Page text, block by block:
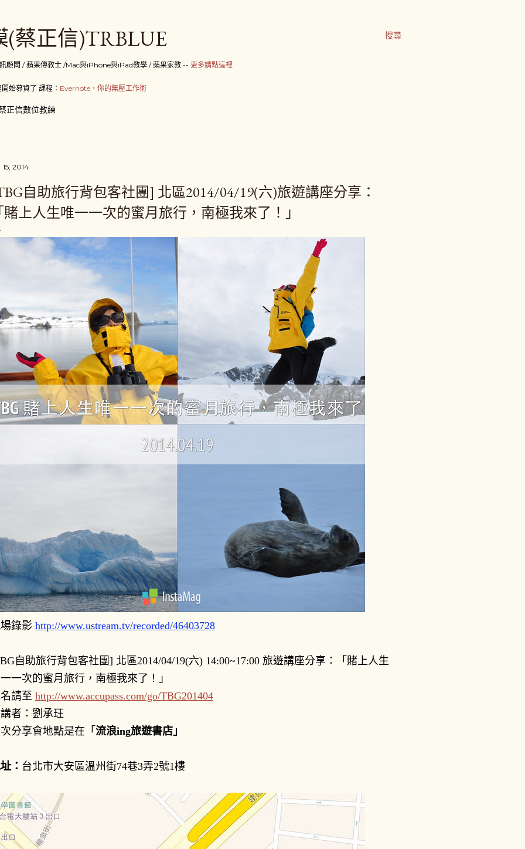
搜尋
(蔡正信)TRBLUE
顧問 / 蘋果傳教士 /Mac與iPhone與iPad教學 / 蘋果家教 -- 更多請點這裡
始募資了 課程： Evernote，你的無壓工作術
正信數位教練
15, 2014
自助旅行背包客社團] 北區2014/04/19(六)旅遊講座分享：
賭上人生唯一一次的蜜月旅行，南極我來了！」
錄影 http://www.ustream.tv/recorded/46403728
自助旅行背包客社團] 北區2014/04/19(六) 14:00~17:00 旅遊講座分享：「賭上人生
一次的蜜月旅行，南極我來了！」
請至 http://www.accupass.com/go/TBG201404
者：劉承玨
分享會地點是在「 流浪ing旅遊書店」
： 台北市大安區溫州街74巷3弄2號1樓